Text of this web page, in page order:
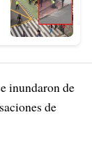
inundaron de
de